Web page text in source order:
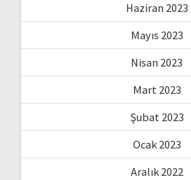
Haziran 2023
Mayıs 2023
Nisan 2023
Mart 2023
Şubat 2023
Ocak 2023
Aralık 2022